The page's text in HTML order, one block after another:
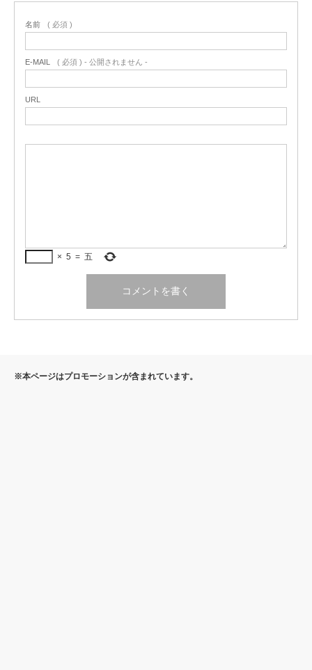
名前 ( 必須 )
E-MAIL ( 必須 ) - 公開されません -
URL
× 5 = 五
※本ページはプロモーションが含まれています。